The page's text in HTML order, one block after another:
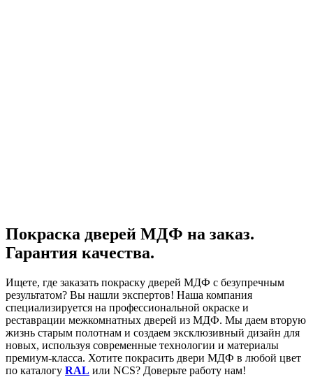
Покраска дверей МДФ на заказ.
Гарантия качества.
Ищете, где заказать покраску дверей МДФ с безупречным
результатом? Вы нашли экспертов! Наша компания
специализируется на профессиональной окраске и
реставрации межкомнатных дверей из МДФ. Мы даем вторую
жизнь старым полотнам и создаем эксклюзивный дизайн для
новых, используя современные технологии и материалы
премиум-класса. Хотите покрасить двери МДФ в любой цвет
по каталогу RAL или NCS? Доверьте работу нам!